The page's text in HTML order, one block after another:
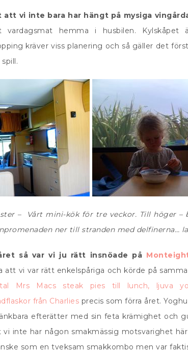
att vi inte bara har hängt på mysiga
vardagsmat hemma i husbilen.
kräver viss planering och så gäller det
– Vårt mini-kök för tre veckor. Till höger –
ner till stranden med delfinerna…
så var vi ju rätt insnöade på
att vi var rätt enkelspåriga och körde på
Mrs Macs steak pies till lunch, ljuva
från Charlies precis som förra året.
efterätter med sin feta krämighet och
inte har någon smakmässig motsvarighet
som en tveksam smakkombo men var